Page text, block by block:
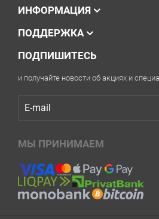
ИНФОРМАЦИЯ
ПОДДЕРЖКА
ПОДПИШИТЕСЬ
и получайте новости об акциях и
МЫ ПРИНИМАЕМ